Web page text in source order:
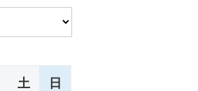
土 日